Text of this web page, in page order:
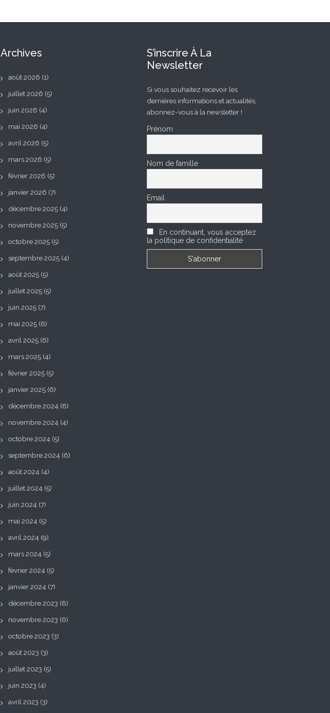
Archives
août 2026 (1)
juillet 2026 (5)
juin 2026 (4)
mai 2026 (4)
avril 2026 (5)
mars 2026 (5)
février 2026 (5)
janvier 2026 (7)
décembre 2025 (4)
novembre 2025 (5)
octobre 2025 (5)
septembre 2025 (4)
août 2025 (5)
juillet 2025 (5)
juin 2025 (7)
mai 2025 (6)
avril 2025 (6)
mars 2025 (4)
février 2025 (5)
janvier 2025 (6)
décembre 2024 (8)
novembre 2024 (4)
octobre 2024 (5)
septembre 2024 (6)
août 2024 (4)
juillet 2024 (5)
juin 2024 (7)
mai 2024 (5)
avril 2024 (9)
mars 2024 (5)
février 2024 (5)
janvier 2024 (7)
décembre 2023 (8)
novembre 2023 (6)
octobre 2023 (3)
août 2023 (3)
juillet 2023 (5)
juin 2023 (4)
avril 2023 (3)
S’inscrire À La
Newsletter
Si vous souhaitez recevoir les
dernières informations et actualités,
abonnez-vous à la newsletter !
Prénom
Nom de famille
Email
En continuant, vous acceptez
la politique de confidentialité